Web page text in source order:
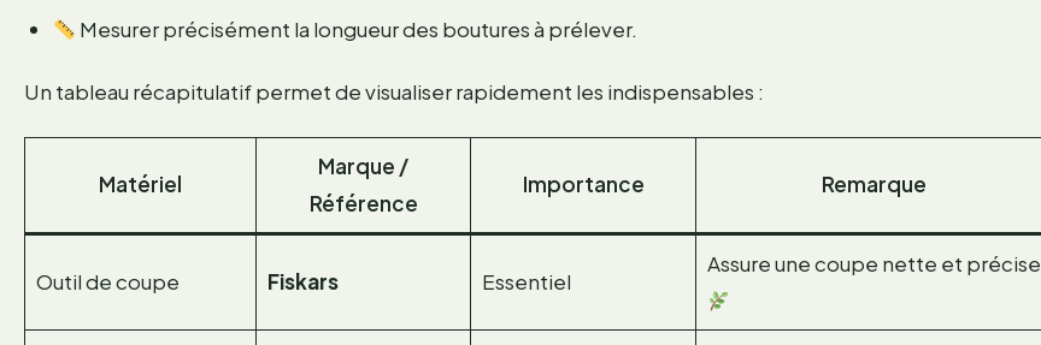
Mesurer précisément la longueur des boutures à prélever.
Un tableau récapitulatif permet de visualiser rapidement les indispensables :
Matériel
Marque /
Référence
Importance Remarque
Outil de coupe Fiskars Essentiel
Assure une coupe nette et précise